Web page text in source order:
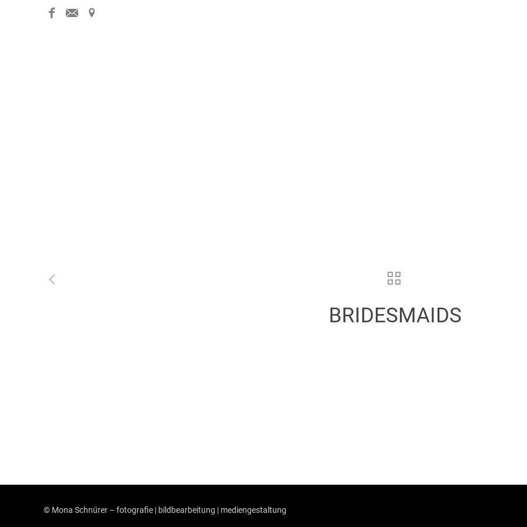
BRIDESMAIDS
© Mona Schnürer – fotografie | bildbearbeitung | mediengestaltung